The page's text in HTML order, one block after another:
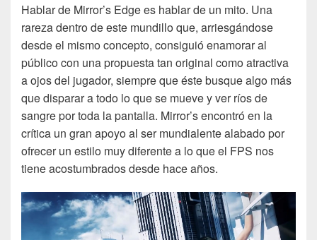
Hablar de Mirror’s Edge es hablar de un mito. Una
rareza dentro de este mundillo que, arriesgándose
desde el mismo concepto, consiguió enamorar al
público con una propuesta tan original como atractiva
a ojos del jugador, siempre que éste busque algo más
que disparar a todo lo que se mueve y ver ríos de
sangre por toda la pantalla. Mirror’s encontró en la
crítica un gran apoyo al ser mundialente alabado por
ofrecer un estilo muy diferente a lo que el FPS nos
tiene acostumbrados desde hace años.